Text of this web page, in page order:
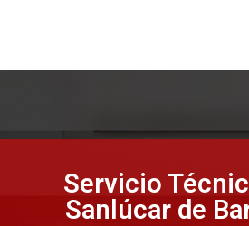
Servicio
Sanlúcar de